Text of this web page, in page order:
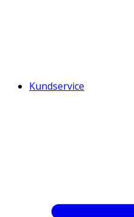
Kundservice